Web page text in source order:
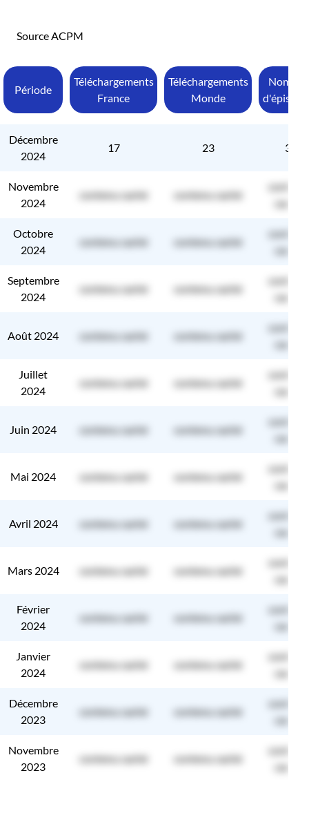
Source ACPM
Période
Téléchargements
France
Téléchargements
Monde
Nombre
Décembre
2024
17 23 3
Novembre
2024
contenu caché contenu caché
contenu
caché
Octobre
2024
contenu caché contenu caché
contenu
caché
Septembre
2024
contenu caché contenu caché
contenu
caché
Août 2024 contenu caché contenu caché
contenu
caché
Juillet
2024
contenu caché contenu caché
contenu
caché
Juin 2024 contenu caché contenu caché
contenu
caché
Mai 2024 contenu caché contenu caché
contenu
caché
Avril 2024 contenu caché contenu caché
contenu
caché
Mars 2024 contenu caché contenu caché
contenu
caché
Février
2024
contenu caché contenu caché
contenu
caché
Janvier
2024
contenu caché contenu caché
contenu
caché
Décembre
2023
contenu caché contenu caché
contenu
caché
Novembre
2023
contenu caché contenu caché
contenu
caché